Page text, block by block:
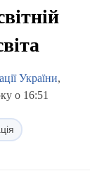
України,
о 16:51